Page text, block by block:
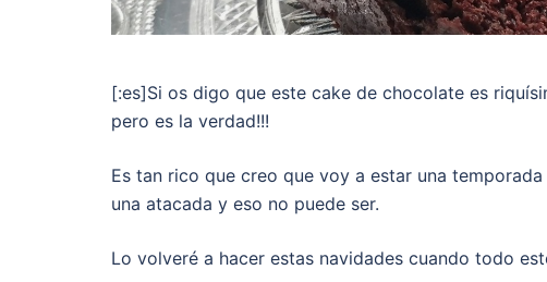
[:es]Si os digo que este cake de chocolate es
pero es la verdad!!!
Es tan rico que creo que voy a estar una
una atacada y eso no puede ser.
Lo volveré a hacer estas navidades cuando todo